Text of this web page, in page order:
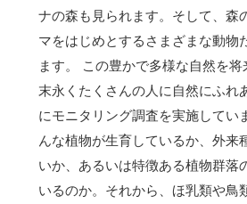
ナの森も見られます。そして、森
マをはじめとするさまざまな動物
ます。 この豊かで多様な自然を将
末永くたくさんの人に自然にふれ
にモニタリング調査を実施してい
んな植物が生育しているか、外来
いか、あるいは特徴ある植物群落
いるのか。それから、ほ乳類や鳥